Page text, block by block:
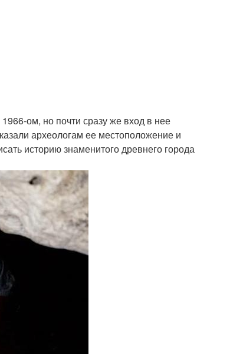
ом, но почти сразу же вход в нее
археологам ее местоположение и
историю знаменитого древнего города